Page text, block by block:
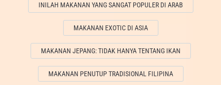
INILAH MAKANAN YANG SANGAT POPULER DI ARAB
MAKANAN EXOTIC DI ASIA
MAKANAN JEPANG: TIDAK HANYA TENTANG IKAN
MAKANAN PENUTUP TRADISIONAL FILIPINA